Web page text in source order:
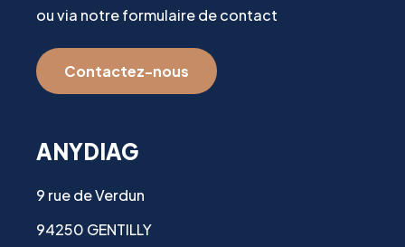
ou via notre formulaire de contact
Contactez-nous
ANYDIAG
9 rue de Verdun
94250 GENTILLY